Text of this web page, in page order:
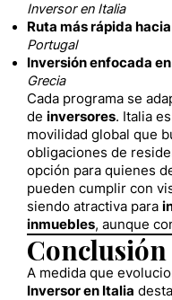
Inversor en Italia
Ruta más rápida
Portugal
Inversión enfocada
Grecia
Cada programa se
de inversores. Italia
movilidad global que
obligaciones de
opción para quienes
pueden cumplir con
siendo atractiva para
inmuebles, aunque
Conclusión
A medida que
Inversor en Italia